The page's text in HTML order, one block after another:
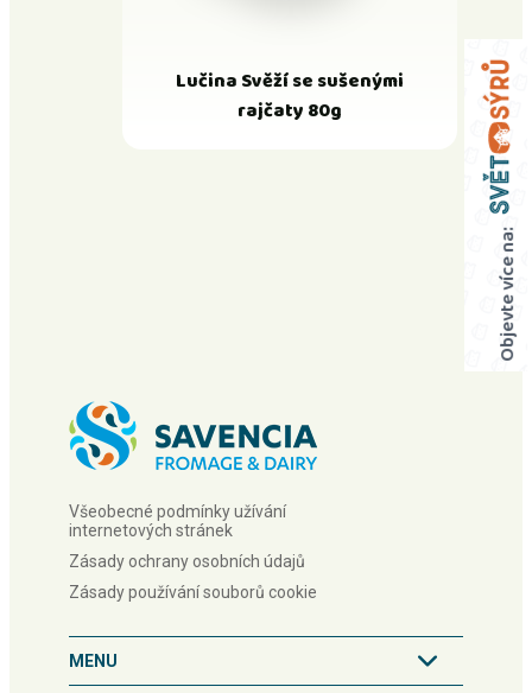
Objevte více na:
Lučina Svěží se sušenými
rajčaty 80g
Všeobecné podmínky užívání
internetových stránek
Zásady ochrany osobních údajů
Zásady používání souborů cookie
MENU